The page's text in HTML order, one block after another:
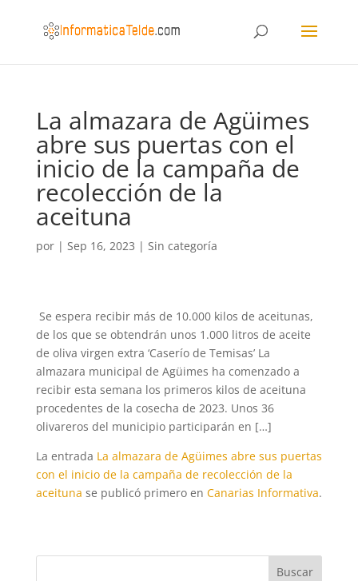
La almazara de Agüimes
abre sus puertas con el
inicio de la campaña de
recolección de la
aceituna
por | Sep 16, 2023 | Sin categoría
Se espera recibir más de 10.000 kilos de aceitunas,
de los que se obtendrán unos 1.000 litros de aceite
de oliva virgen extra ‘Caserío de Temisas’ La
almazara municipal de Agüimes ha comenzado a
recibir esta semana los primeros kilos de aceituna
procedentes de la cosecha de 2023. Unos 36
olivareros del municipio participarán en […]
La entrada La almazara de Agüimes abre sus puertas
con el inicio de la campaña de recolección de la
aceituna se publicó primero en Canarias Informativa.